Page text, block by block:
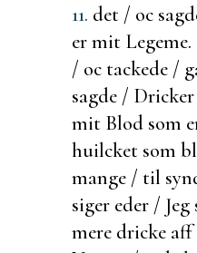
11. det / oc
er mit
/ oc tackede /
sagde /
mit Blod som
huilcket som
mange / til
siger eder /
mere dricke